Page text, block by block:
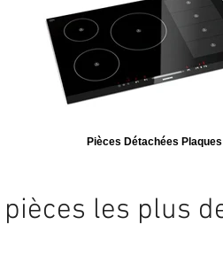
Pièces Détachées Plaques
pièces les plus